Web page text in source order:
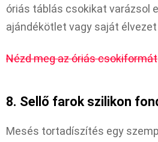
óriás táblás csokikat varázsol
ajándékötlet vagy saját
Nézd meg az óriás csokiformát
8. Sellő farok szilikon
Mesés tortadíszítés egy